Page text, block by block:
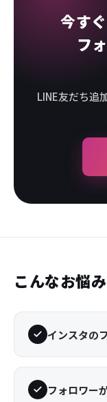
今す
フ
LINE友だち追
こんなお悩
インスタの
フォロワー